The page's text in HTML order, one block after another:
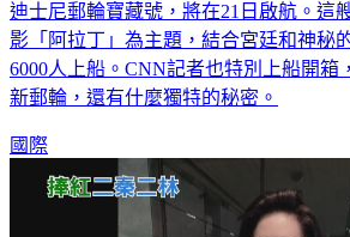
迪士尼郵輪寶藏號，將在21日啟航。這
影「阿拉丁」為主題，結合宮廷和神秘
6000人上船。CNN記者也特別上船開箱
新郵輪，還有什麼獨特的秘密。
國際